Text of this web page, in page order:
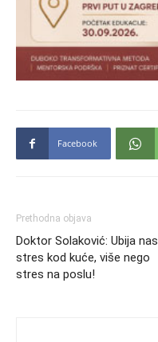
Facebook
Prethodna objava
Doktor Solaković: Ubija nas
stres kod kuće, više nego
stres na poslu!